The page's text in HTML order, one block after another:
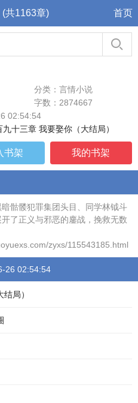
(共1163章) 首页
分类：言情小说
字数：2874667
02:54:54
十三章 我要娶你（大结局）
书架 我的书架
骷髅犯罪集团头目、同学林钺斗
了正义与邪恶的鏖战，挽救无数
zyxs/115543185.html
26 02:54:54
局）